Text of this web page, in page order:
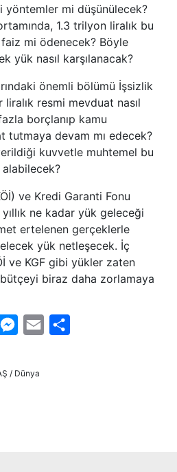
yöntemler mi düşünülecek?
1.3 trilyon liralık bu
mi ödenecek? Böyle
yük nasıl karşılanacak?
önemli bölümü İşsizlik
resmi mevduat nasıl
borçlanıp kamu
tutmaya devam mı edecek?
kuvvetle muhtemel bu
alabilecek?
ve Kredi Garanti Fonu
ne kadar yük geleceği
ertelenen gerçeklerle
yük netleşecek. İç
ve KGF gibi yükler zaten
bütçeyi biraz daha zorlamaya
Messenger
Email
/ Dünya